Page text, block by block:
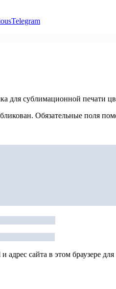
Telegram
для сублимационной печати
Обязательные поля
адрес сайта в этом браузере